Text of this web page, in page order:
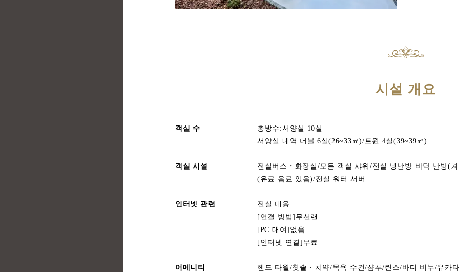
시설 개요
객실 수
총방수:서양실 10실
서양실 내역:더블 6실(26~33㎡)/트윈 4실(39~39㎡)
객실 시설
전실버스・화장실/모든 객실 샤워/전실 냉난방·바닥 난방(
(유료 음료 있음)/전실 워터 서버
인터넷 관련
전실 대응
[연결 방법]무선랜
[PC 대여]없음
[인터넷 연결]무료
어메니티
핸드 타월/칫솔 · 치약/목욕 수건/샴푸/린스/바디 비누/유카